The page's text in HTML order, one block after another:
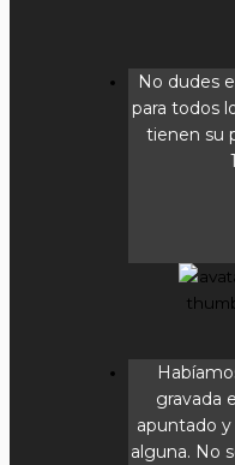
No dudes
para todos
tienen su
gravada
apuntado
alguna. No